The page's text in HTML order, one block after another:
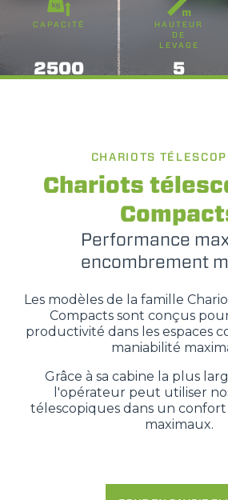
CAPACITÉ
2500
HAUTEUR
DE
LEVAGE
5
CHARIOTS
Chariots
Performance
encombrement
Les modèles de la famille
Compacts sont conçus
productivité dans les espaces
maniabilité
Grâce à sa cabine la plus
l'opérateur peut utiliser
télescopiques dans un
maximaux.